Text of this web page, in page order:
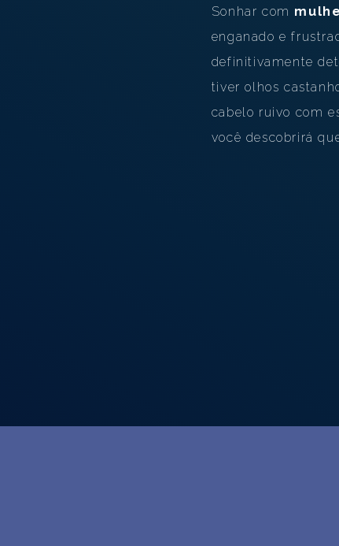
Sonhar com
enganado e
definitivamente
tiver olhos
cabelo ruivo com
você descobrirá